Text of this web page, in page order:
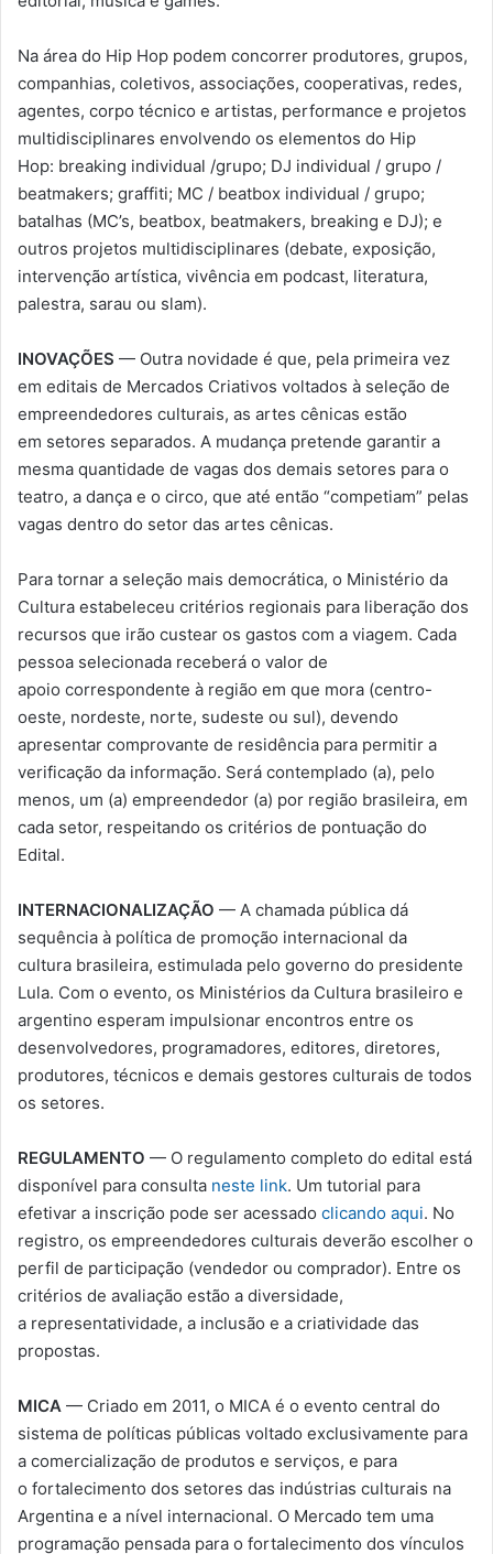
Na área do Hip Hop podem concorrer produtores, grupos,
companhias, coletivos, associações, cooperativas, redes,
agentes, corpo técnico e artistas, performance e projetos
multidisciplinares envolvendo os elementos do Hip
Hop: breaking individual /grupo; DJ individual / grupo /
beatmakers; graffiti; MC / beatbox individual / grupo;
batalhas (MC’s, beatbox, beatmakers, breaking e DJ); e
outros projetos multidisciplinares (debate, exposição,
intervenção artística, vivência em podcast, literatura,
palestra, sarau ou slam).
INOVAÇÕES — Outra novidade é que, pela primeira vez
em editais de Mercados Criativos voltados à seleção de
empreendedores culturais, as artes cênicas estão
em setores separados. A mudança pretende garantir a
mesma quantidade de vagas dos demais setores para o
teatro, a dança e o circo, que até então “competiam” pelas
vagas dentro do setor das artes cênicas.
Para tornar a seleção mais democrática, o Ministério da
Cultura estabeleceu critérios regionais para liberação dos
recursos que irão custear os gastos com a viagem. Cada
pessoa selecionada receberá o valor de
apoio correspondente à região em que mora (centro-
oeste, nordeste, norte, sudeste ou sul), devendo
apresentar comprovante de residência para permitir a
verificação da informação. Será contemplado (a), pelo
menos, um (a) empreendedor (a) por região brasileira, em
cada setor, respeitando os critérios de pontuação do
Edital.
INTERNACIONALIZAÇÃO — A chamada pública dá
sequência à política de promoção internacional da
cultura brasileira, estimulada pelo governo do presidente
Lula. Com o evento, os Ministérios da Cultura brasileiro e
argentino esperam impulsionar encontros entre os
desenvolvedores, programadores, editores, diretores,
produtores, técnicos e demais gestores culturais de todos
os setores.
REGULAMENTO — O regulamento completo do edital está
disponível para consulta neste link. Um tutorial para
efetivar a inscrição pode ser acessado clicando aqui. No
registro, os empreendedores culturais deverão escolher o
perfil de participação (vendedor ou comprador). Entre os
critérios de avaliação estão a diversidade,
a representatividade, a inclusão e a criatividade das
propostas.
MICA — Criado em 2011, o MICA é o evento central do
sistema de políticas públicas voltado exclusivamente para
a comercialização de produtos e serviços, e para
o fortalecimento dos setores das indústrias culturais na
Argentina e a nível internacional. O Mercado tem uma
programação pensada para o fortalecimento dos vínculos